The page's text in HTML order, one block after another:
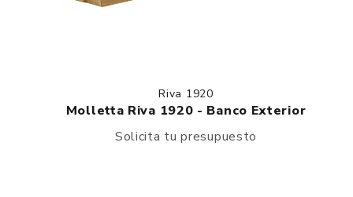
Riva 1920
Molletta Riva 1920 - Banco Exterior
Solicita tu presupuesto